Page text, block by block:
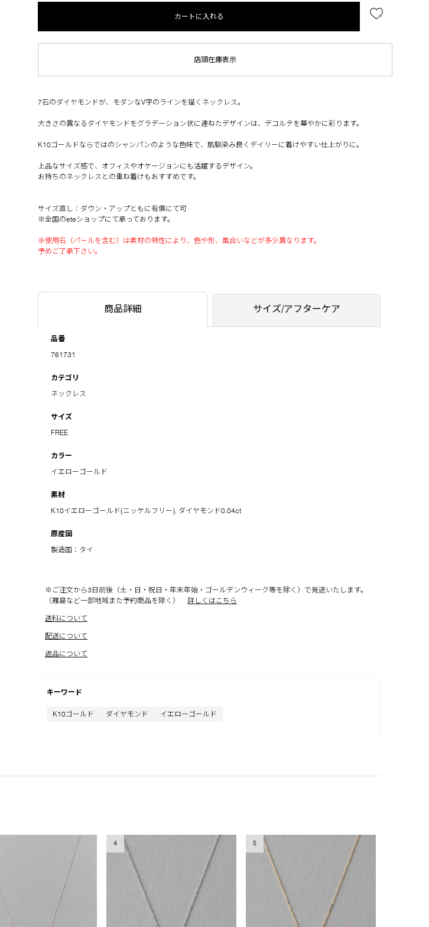
カートに入れる
店頭在庫表示
7石のダイヤモンドが、モダンなV字のラインを描くネックレス。
大きさの異なるダイヤモンドをグラデーション状に連ねたデザインは、デコルテを華やかに彩ります。
K10ゴールドならではのシャンパンのような色味で、肌馴染み良くデイリーに着けやすい仕上がりに。
上品なサイズ感で、オフィスやオケージョンにも活躍するデザイン。
お持ちのネックレスとの重ね着けもおすすめです。
サイズ直し：ダウン・アップともに有償にて可
※全国のeteショップにて承っております。
※使用石（パールを含む）は素材の特性により、色や形、風合いなどが多少異なります。
予めご了承下さい。
商品詳細 サイズ/アフターケア
品番
761731
カテゴリ
ネックレス
サイズ
FREE
カラー
イエローゴールド
素材
K10イエローゴールド(ニッケルフリー), ダイヤモンド0.04ct
原産国
製造国：タイ
※ご注文から3日前後（土・日・祝日・年末年始・ゴールデンウィーク等を除く）で発送いたします。
（離島など一部地域また予約商品を除く）
詳しくはこちら
送料について
配送について
返品について
キーワード
K10ゴールド ダイヤモンド イエローゴールド
4 5